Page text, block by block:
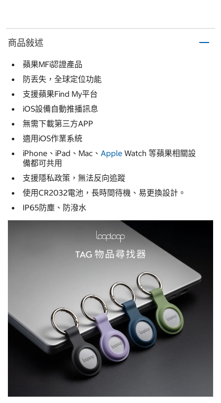
商品敍述
蘋果MFi認證產品
防丟失，全球定位功能
支援蘋果Find My平台
iOS設備自動推播訊息
無需下載第三方APP
適用iOS作業系統
iPhone、iPad、Mac、 Apple Watch 等蘋果相關設
備都可共用
支援隱私政策，無法反向追蹤
使用CR2032電池，長時間待機、易更換設計。
IP65防塵、防潑水